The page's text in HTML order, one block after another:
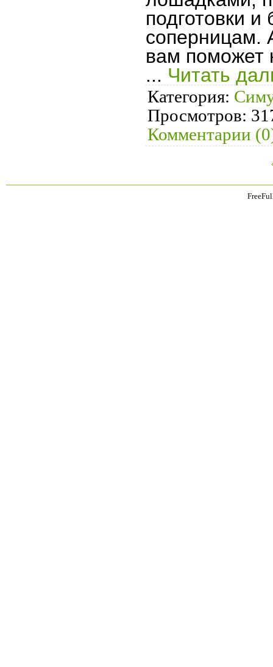
подготовки и
соперницам.
вам поможет
... Читать
Категория:
Просмотров:
Комментарии